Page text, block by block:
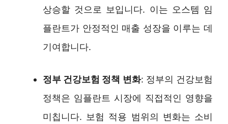
상승할 것으로 보입니다. 이는 오스템 임
플란트가 안정적인 매출 성장을 이루는 데
기여합니다.
정부 건강보험 정책 변화: 정부의 건강보험
정책은 임플란트 시장에 직접적인 영향을
미칩니다. 보험 적용 범위의 변화는 소비